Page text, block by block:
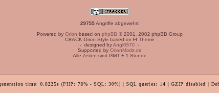
29755Angriffe abgewehrt
Powered by Orion based on phpBB © 2001, 2002 phpBB Group
CBACK Orion Style based on FI Theme
:-: designed byAngi0570 :-:
Supported by OrionMods.de
Alle Zeiten sind GMT + 1 Stunde
time: 0.0225s (PHP: 70% - SQL: 30%) | SQL queries: 14 | GZIP disabled |